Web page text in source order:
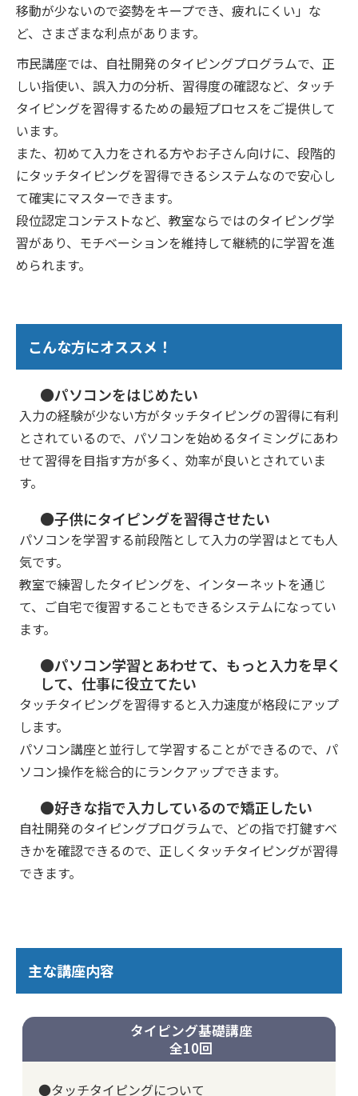
移動が少ないので姿勢をキープでき、疲れにくい」な
ど、さまざまな利点があります。
市民講座では、自社開発のタイピングプログラムで、正
しい指使い、誤入力の分析、習得度の確認など、タッチ
タイピングを習得するための最短プロセスをご提供して
います。
また、初めて入力をされる方やお子さん向けに、段階的
にタッチタイピングを習得できるシステムなので安心し
て確実にマスターできます。
段位認定コンテストなど、教室ならではのタイピング学
習があり、モチベーションを維持して継続的に学習を進
められます。
こんな方にオススメ！
●パソコンをはじめたい
入力の経験が少ない方がタッチタイピングの習得に有利
とされているので、パソコンを始めるタイミングにあわ
せて習得を目指す方が多く、効率が良いとされていま
す。
●子供にタイピングを習得させたい
パソコンを学習する前段階として入力の学習はとても人
気です。
教室で練習したタイピングを、インターネットを通じ
て、ご自宅で復習することもできるシステムになってい
ます。
●パソコン学習とあわせて、もっと入力を早く
して、仕事に役立てたい
タッチタイピングを習得すると入力速度が格段にアップ
します。
パソコン講座と並行して学習することができるので、パ
ソコン操作を総合的にランクアップできます。
●好きな指で入力しているので矯正したい
自社開発のタイピングプログラムで、どの指で打鍵すべ
きかを確認できるので、正しくタッチタイピングが習得
できます。
主な講座内容
タイピング基礎講座
全10回
●タッチタイピングについて